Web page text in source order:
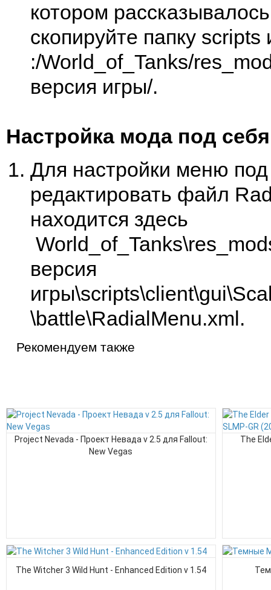
котором
скопируйте папку scripts
:/World_of_Tanks/
версия игры/.
Настройка мода под
Для настройки меню
редактировать файл
находится здесь
версия
\battle\RadialMenu.xml.
Рекомендуем также
Project Nevada - Проект Невада v 2.5 для Fallout:
New Vegas
The
The Witcher 3 Wild Hunt - Enhanced Edition v 1.54